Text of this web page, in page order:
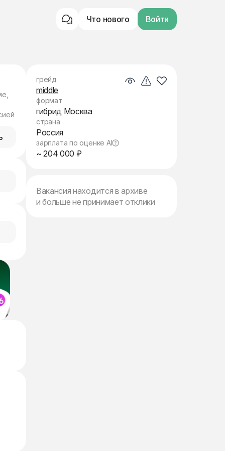
Что нового Войти
грейд
middle
формат
гибрид Москва
страна
Россия
зарплата по оценке AI
~ 204 000 ₽
Вакансия находится в архиве
и больше не принимает отклики